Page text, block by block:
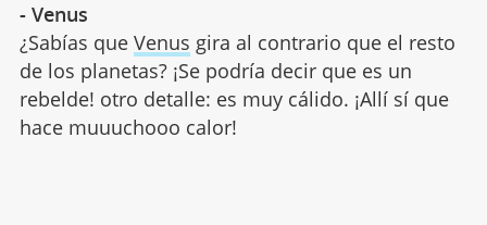
- Venus
¿Sabías que Venus gira al contrario que el resto
de los planetas? ¡Se podría decir que es un
rebelde! otro detalle: es muy cálido. ¡Allí sí que
hace muuuchooo calor!